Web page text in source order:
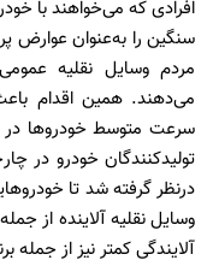
افرادی که می‌خواهند با
سنگین را به‌عنوان عوارض
مردم وسایل نقلیه
می‌دهند. همین اقدام
سرعت متوسط خودروها در
تولید‌کنندگان خودرو در
درنظر گرفته شد تا
وسایل نقلیه آلاینده از
آلایندگی کمتر نیز از